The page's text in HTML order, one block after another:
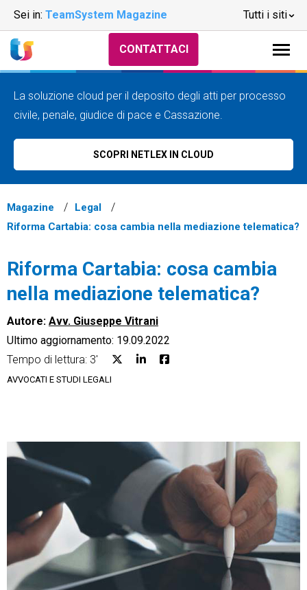
Sei in: TeamSystem Magazine Tutti i siti
Email Marketing
Fatturazione
Financial Solutions
HR
Trust Services
CONTATTACI
La soluzione cloud per il deposito degli atti per processo
civile, penale, giudice di pace e Cassazione.
SCOPRI NETLEX IN CLOUD
Magazine
Legal
Riforma Cartabia: cosa cambia nella mediazione telematica?
Riforma Cartabia: cosa cambia
nella mediazione telematica?
Autore: Avv. Giuseppe Vitrani
Ultimo aggiornamento: 19.09.2022
Tempo di lettura: 3'
AVVOCATI E STUDI LEGALI